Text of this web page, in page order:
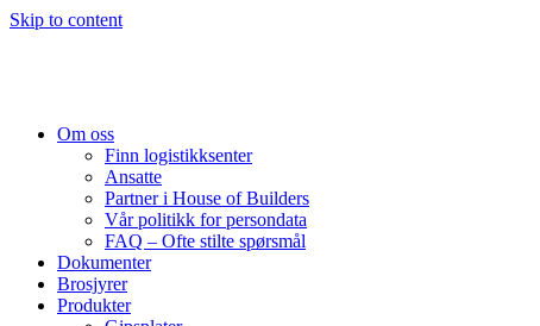
Skip to content
Om oss
Finn logistikksenter
Ansatte
Partner i House of Builders
Vår politikk for persondata
FAQ – Ofte stilte spørsmål
Dokumenter
Brosjyrer
Produkter